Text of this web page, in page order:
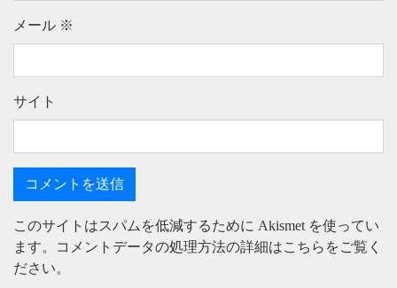
メール ※
サイト
このサイトはスパムを低減するために Akismet を使ってい
ます。
コメントデータの処理方法の詳細はこちらをご覧く
ださい。